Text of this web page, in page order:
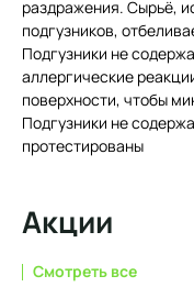
раздражения. Сырьё,
подгузников,
Подгузники не
аллергические
поверхности, чтобы
Подгузники не
протестированы
Акции
Смотреть все